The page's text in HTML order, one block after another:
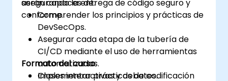
asegurando la entrega de código seguro y
conforme.
serán capaces de:
Comprender los principios y prácticas de
DevSecOps.
Asegurar cada etapa de la tubería de
CI/CD mediante el uso de herramientas
automatizadas.
Implementar prácticas de codificación
Formato del curso
Clases interactivas y debates.